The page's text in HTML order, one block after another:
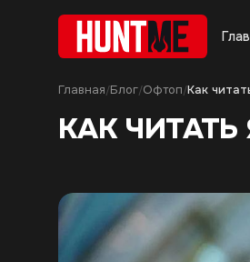
Главная/Блог/Офтоп/
КАК